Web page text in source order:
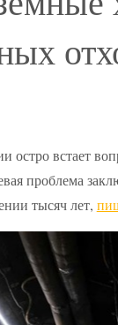
остро встает
проблема
тысяч лет,